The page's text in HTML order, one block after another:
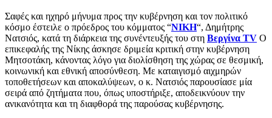
Σαφές και ηχηρό μήνυμα προς την κυβέρνηση και τον πολιτικό
κόσμο έστειλε ο πρόεδρος του κόμματος “ΝΙΚΗ“, Δημήτρης
Νατσιός, κατά τη διάρκεια της συνέντευξής του στη Βεργίνα TV Ο
επικεφαλής της Νίκης άσκησε δριμεία κριτική στην κυβέρνηση
Μητσοτάκη, κάνοντας λόγο για διολίσθηση της χώρας σε θεσμική,
κοινωνική και εθνική αποσύνθεση. Με καταιγισμό αιχμηρών
τοποθετήσεων και αποκαλύψεων, ο κ. Νατσιός παρουσίασε μία
σειρά από ζητήματα που, όπως υποστήριξε, αποδεικνύουν την
ανικανότητα και τη διαφθορά της παρούσας κυβέρνησης.